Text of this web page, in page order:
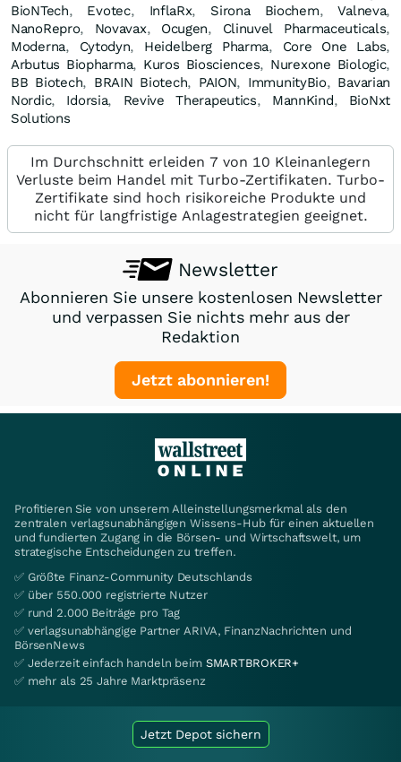
BioNTech, Evotec, InflaRx, Sirona Biochem,Valneva,
NanoRepro, Novavax, Ocugen, Clinuvel Pharmaceuticals,
Moderna, Cytodyn, Heidelberg Pharma, Core One Labs,
Arbutus Biopharma, Kuros Biosciences, Nurexone Biologic,
BB Biotech, BRAIN Biotech, PAION, ImmunityBio, Bavarian
Nordic, Idorsia, Revive Therapeutics, MannKind, BioNxt
Solutions
Im Durchschnitt erleiden 7 von 10 Kleinanlegern
Verluste beim Handel mit Turbo-Zertifikaten. Turbo-
Zertifikate sind hoch risikoreiche Produkte und
nicht für langfristige Anlagestrategien geeignet.
Newsletter
Abonnieren Sie unsere kostenlosen Newsletter
und verpassen Sie nichts mehr aus der
Redaktion
Jetzt abonnieren!
Profitieren Sie von unserem Alleinstellungsmerkmal als den
zentralen verlagsunabhängigen Wissens-Hub für einen aktuellen
und fundierten Zugang in die Börsen- und Wirtschaftswelt, um
strategische Entscheidungen zu treffen.
✅ Größte Finanz-Community Deutschlands
✅ über 550.000 registrierte Nutzer
✅ rund 2.000 Beiträge pro Tag
✅ verlagsunabhängige Partner ARIVA, FinanzNachrichten und
BörsenNews
✅ Jederzeit einfach handeln beim SMARTBROKER+
✅ mehr als 25 Jahre Marktpräsenz
Jetzt Depot sichern